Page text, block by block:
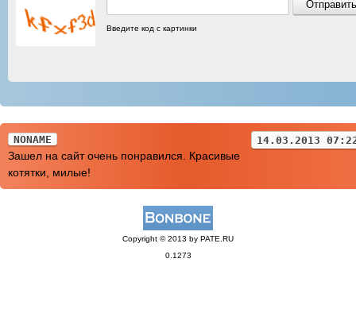
Введите код с картинки
NONAME 14.03.2013
Зашел на сайт очень понравился. Красивые
котятки, милые!
Copyright © 2013 by PATE.RU
0.1273